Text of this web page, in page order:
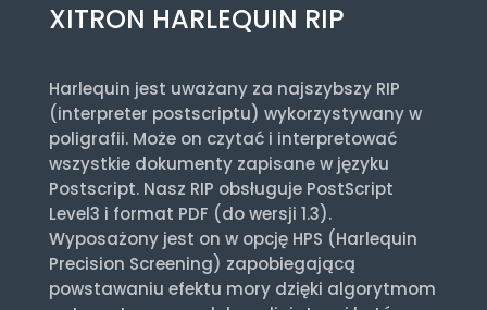
XITRON HARLEQUIN RIP
Harlequin jest uważany za najszybszy RIP
(interpreter postscriptu) wykorzystywany w
poligrafii. Może on czytać i interpretować
wszystkie dokumenty zapisane w języku
Postscript. Nasz RIP obsługuje PostScript
Level3 i format PDF (do wersji 1.3).
Wyposażony jest on w opcję HPS (Harlequin
Precision Screening) zapobiegającą
powstawaniu efektu mory dzięki algorytmom